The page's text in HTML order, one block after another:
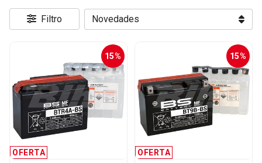
Filtro
15%
OFERTA
15%
OFERTA